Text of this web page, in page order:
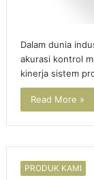
Dalam dunia
akurasi kontrol
kinerja sistem
Read More »
PRODUK KAMI